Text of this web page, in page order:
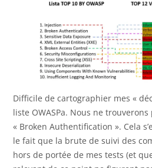
Difficile de cartographier mes «
liste OWASPa. Nous ne
« Broken Authentification ». Cela
le fait que la brute de suivi des
hors de portée de mes tests (et